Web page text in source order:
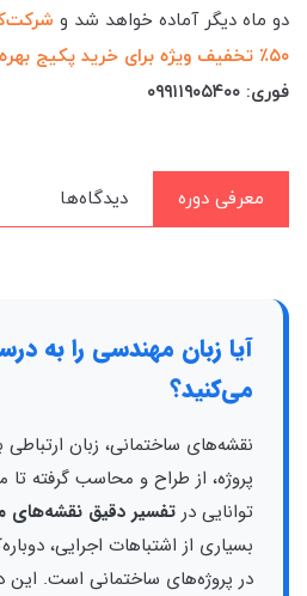
دو ماه دیگر آماده خواهد شد و
۵۰٪ تخفیف ویژه برای خرید پکیج بهره‌مند می‌شوند.
فوری: ۰۹۹۱۱۹۰۵۴۰۰
معرفی دوره دیدگاه‌ها
آیا زبان مهندسی را به
می‌کنید؟
نقشه‌های ساختمانی، زبان
پروژه، از طراح و محاسب گرفته
توانایی در تفسیر دقیق نقشه‌های
بسیاری از اشتباهات اجرایی،